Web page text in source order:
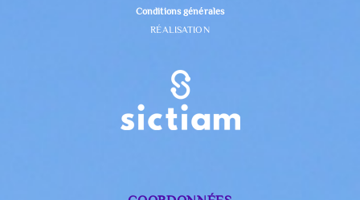
Conditions générales
RÉALISATION